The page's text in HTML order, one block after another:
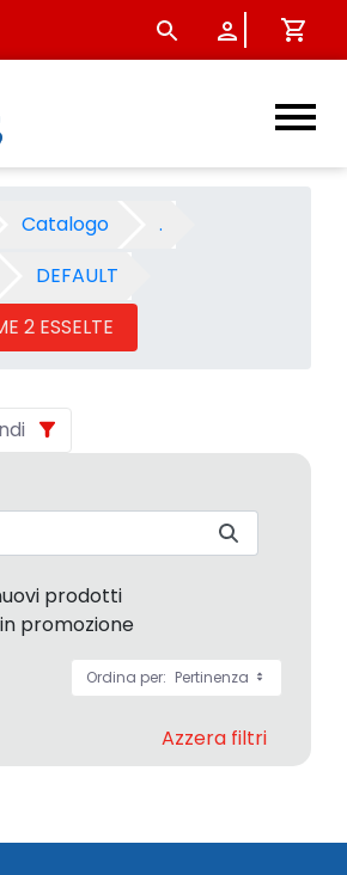
2 ESSELTE -
Catalogo
.
DEFAULT
2 ESSELTE
prodotti
promozione
Ordina per: Pertinenza
Azzera filtri